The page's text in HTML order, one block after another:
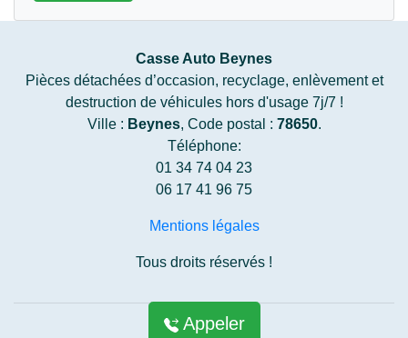
Casse Auto Beynes
Pièces détachées d’occasion, recyclage, enlèvement et
destruction de véhicules hors d'usage 7j/7 !
Ville : Beynes, Code postal : 78650.
Téléphone:
01 34 74 04 23
06 17 41 96 75
Mentions légales
Tous droits réservés !
Appeler